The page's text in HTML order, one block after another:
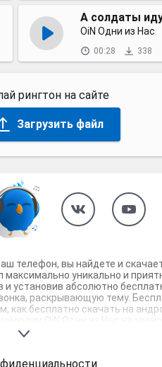
А солдаты
OiN Одни из Нас
00:28 338
рингтон на сайте
Загрузить файл
телефон, вы найдете и
уникально и
установив абсолютно
раскрывающую тему.
как бесплатно скачать на
OiN Одни из Нас на